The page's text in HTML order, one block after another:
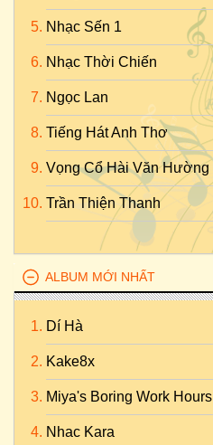
Nhạc Sến 1
Nhạc Thời Chiến
Ngọc Lan
Tiếng Hát Anh Thơ
Vọng Cổ Hài Văn Hường
Trần Thiện Thanh
ALBUM MỚI NHẤT
Dí Hà
Kake8x
Miya's Boring Work Hours
Nhac Kara